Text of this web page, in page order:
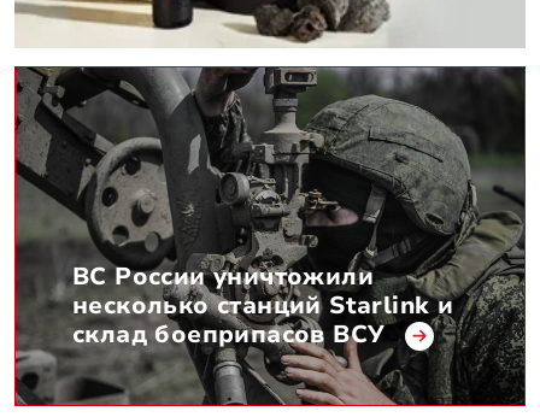
ВС России уничтожили
несколько станций Starlink и
склад боеприпасов ВСУ